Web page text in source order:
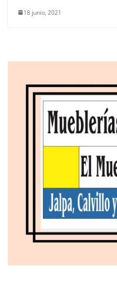
18 junio, 2021